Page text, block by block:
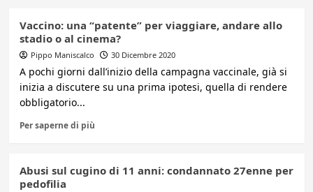
Vaccino: una “patente” per viaggiare, andare allo
stadio o al cinema?
Pippo Maniscalco 30 Dicembre 2020
A pochi giorni dall’inizio della campagna vaccinale, già si
inizia a discutere su una prima ipotesi, quella di rendere
obbligatorio...
Per saperne di più
Abusi sul cugino di 11 anni: condannato 27enne per
pedofilia